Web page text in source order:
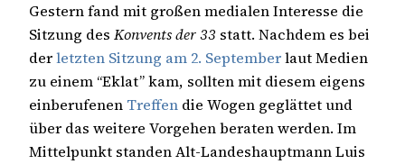
Gestern fand mit großen medialen Interesse die
Sitzung des Konvents der 33 statt. Nachdem es bei
derletzten Sitzung am 2. Septemberlaut Medien
zu einem “Eklat” kam, sollten mit diesem eigens
einberufenen Treffen die Wogen geglättet und
über das weitere Vorgehen beraten werden. Im
Mittelpunkt standen Alt-Landeshauptmann Luis